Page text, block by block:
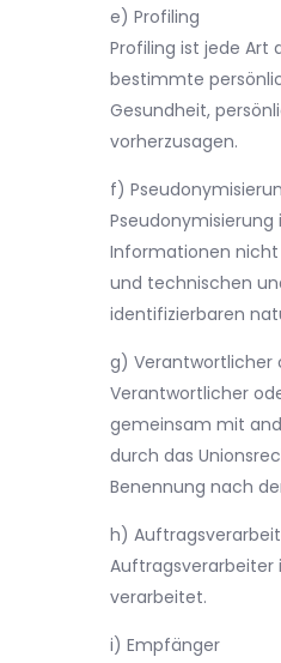
e) Profiling
Profiling ist jede Art
bestimmte
Gesundheit,
vorherzusagen.
f)
Informationen nicht
und technischen
identifizierbaren
g) Verantwortlicher
Verantwortlicher
gemeinsam mit
durch das
Benennung nach
h)
Auftragsverarbeiter
verarbeitet.
i) Empfänger